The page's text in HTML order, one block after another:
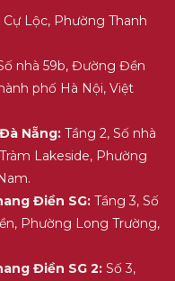
Lộc, Phường Thanh
nhà 59b, Đường Đền
phố Hà Nội, Việt
Nẵng:Tầng 2, Số nhà
Lakeside, Phường
Điền SG:Tầng 3, Số
Phường Long Trường,
Điền SG 2:Số 3,